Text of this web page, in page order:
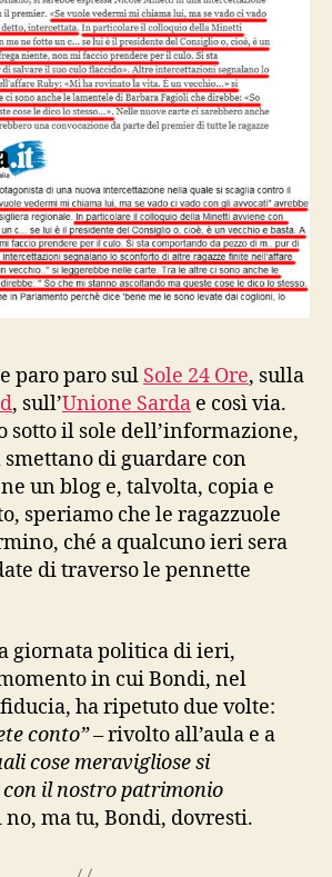
paro paro sul Sole 24 Ore, sulla
, sull’Unione Sarda e così via.
sotto il sole dell’informazione,
smettano di guardare con
un blog e, talvolta, copia e
speriamo che le ragazzuole
ché a qualcuno ieri sera
di traverso le pennette
giornata politica di ieri,
in cui Bondi, nel
ha ripetuto due volte:
conto”– rivolto all’aula e a
cose meravigliose si
il nostro patrimonio
no, ma tu, Bondi, dovresti.